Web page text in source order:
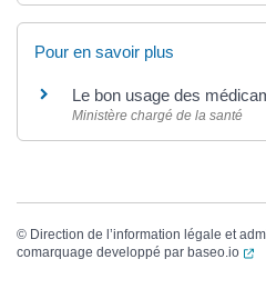
Pour en savoir plus
Le bon usage des
Ministère chargé de la santé
© Direction de l’information légale et
comarquage developpé par baseo.io